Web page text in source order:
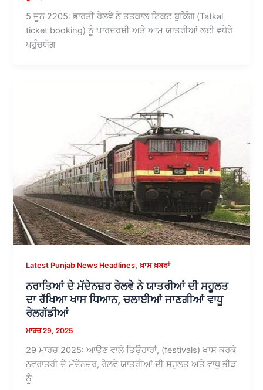
5 ਜੂਨ 2205: ਭਾਰਤੀ ਰੇਲਵੇ ਨੇ ਤਤਕਾਲ ਟਿਕਟ ਬੁਕਿੰਗ (Tatkal
ticket booking) ਨੂੰ ਪਾਰਦਰਸ਼ੀ ਅਤੇ ਆਮ ਯਾਤਰੀਆਂ ਲਈ ਵਧੇਰੇ
ਪਹੁੰਚਯੋਗ
Latest Punjab News Headlines,ਖ਼ਾਸ ਖ਼ਬਰਾਂ
ਨਰਾਤਿਆਂ ਦੇ ਮੱਦੇਨਜ਼ਰ ਰੇਲਵੇ ਨੇ ਯਾਤਰੀਆਂ ਦੀ ਸਹੂਲਤ
ਦਾ ਰੱਖਿਆ ਖਾਸ ਧਿਆਨ, ਚਲਾਈਆਂ ਜਾਣਗੀਆਂ ਵਾਧੂ
ਰੇਲਗੱਡੀਆਂ
ਮਾਰਚ 29, 2025
29 ਮਾਰਚ 2025: ਆਉਣ ਵਾਲੇ ਤਿਉਹਾਰਾਂ, (festivals) ਖਾਸ ਕਰਕੇ
ਨਵਰਾਤਰੀ ਦੇ ਮੱਦੇਨਜ਼ਰ, ਰੇਲਵੇ ਯਾਤਰੀਆਂ ਦੀ ਸਹੂਲਤ ਅਤੇ ਵਾਧੂ ਭੀੜ
ਨੂੰ